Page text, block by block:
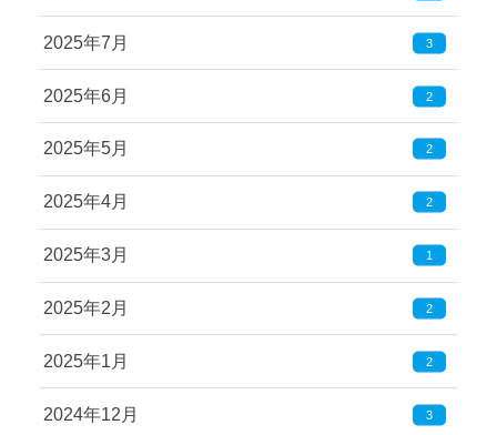
2025年7月 3
2025年6月 2
2025年5月 2
2025年4月 2
2025年3月 1
2025年2月 2
2025年1月 2
2024年12月 3